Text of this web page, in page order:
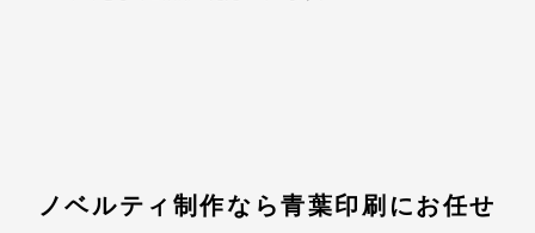
ノベルティ制作なら青葉印刷にお任せ